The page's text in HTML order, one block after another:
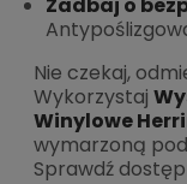
Nie czekaj,
Wykorzystaj
Winylowe
wymarzoną
Sprawdź